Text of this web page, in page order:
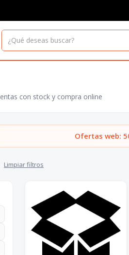
con stock y compra online
Ofertas web:
Limpiar filtros